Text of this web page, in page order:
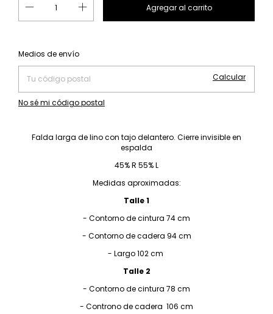
Entregas para el CP:
Medios de envío
Calcular
No sé mi código postal
Falda larga de lino con tajo delantero. Cierre invisible en
espalda
45% R 55% L
Medidas aproximadas:
Talle 1
- Contorno de cintura 74 cm
- Contorno de cadera 94 cm
- Largo 102 cm
Talle 2
- Contorno de cintura 78 cm
- Controno de cadera 106 cm